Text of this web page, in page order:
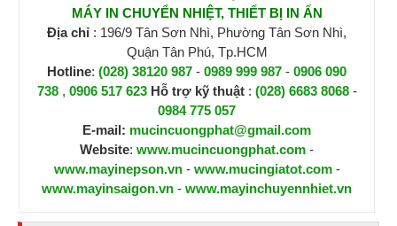
MÁY IN CHUYỂN NHIỆT, THIẾT BỊ IN ẤN
Địa chỉ : 196/9 Tân Sơn Nhì, Phường Tân Sơn Nhì,
Quận Tân Phú, Tp.HCM
Hotline: (028) 38120 987 - 0989 999 987 - 0906 090
738, 0906 517 623 Hỗ trợ kỹ thuật : (028) 6683 8068-
0984 775 057
E-mail: mucincuongphat@gmail.com
Website: www.mucincuongphat.com -
www.mayinepson.vn- www.mucingiatot.com-
www.mayinsaigon.vn - www.mayinchuyennhiet.vn